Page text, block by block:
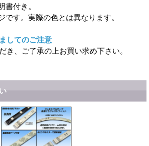
付き。
す。実際の色とは異なります。
してのご注意
き、ご了承の上お買い求め下さい。